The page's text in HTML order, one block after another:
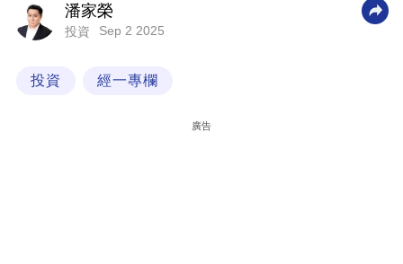
商
業
潘家榮
投資 Sep 2 2025
投資 經一專欄
廣告